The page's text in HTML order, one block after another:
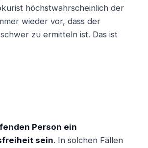
höchstwahrscheinlich der
wieder vor, dass der
zu ermitteln ist. Das ist
Person ein
sein. In solchen Fällen